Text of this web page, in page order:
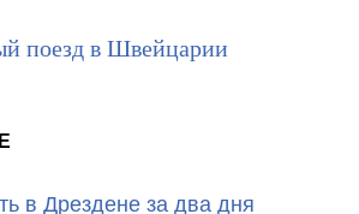
поезд в Швейцарии
в Дрездене за два дня